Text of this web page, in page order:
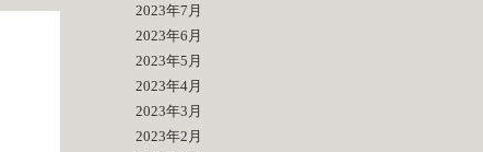
2023年7月
2023年6月
2023年5月
2023年4月
2023年3月
2023年2月